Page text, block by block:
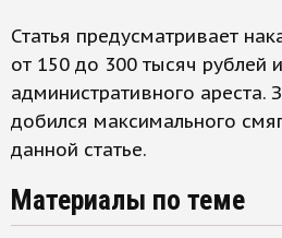
Статья предусматривает
от 150 до 300 тысяч рублей
административного ареста.
добился максимального
данной статье.
Материалы по теме